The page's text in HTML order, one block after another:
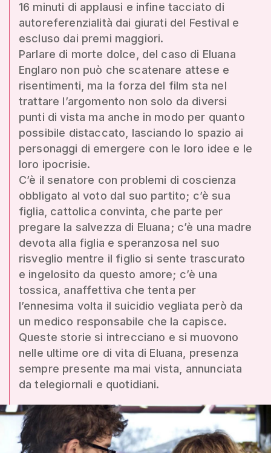
16 minuti di applausi e infine tacciato di
autoreferenzialità dai giurati del Festival e
escluso dai premi maggiori.
Parlare di morte dolce, del caso di Eluana
Englaro non può che scatenare attese e
risentimenti, ma la forza del film sta nel
trattare l’argomento non solo da diversi
punti di vista ma anche in modo per quanto
possibile distaccato, lasciando lo spazio ai
personaggi di emergere con le loro idee e le
loro ipocrisie.
C’è il senatore con problemi di coscienza
obbligato al voto dal suo partito; c’è sua
figlia, cattolica convinta, che parte per
pregare la salvezza di Eluana; c’è una madre
devota alla figlia e speranzosa nel suo
risveglio mentre il figlio si sente trascurato
e ingelosito da questo amore; c’è una
tossica, anaffettiva che tenta per
l’ennesima volta il suicidio vegliata però da
un medico responsabile che la capisce.
Queste storie si intrecciano e si muovono
nelle ultime ore di vita di Eluana, presenza
sempre presente ma mai vista, annunciata
da telegiornali e quotidiani.